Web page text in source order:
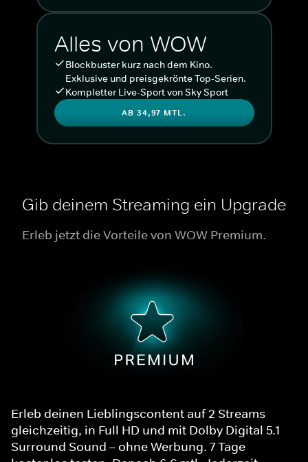
Alles von WOW
Blockbuster kurz nach dem Kino.
Exklusive und preisgekrönte Top-Serien.
Kompletter Live-Sport von Sky Sport
AB 34,97 MTL.
Gib deinem Streaming ein Upgrade
Erleb jetzt die Vorteile von WOW Premium.
Erleb deinen Lieblingscontent auf 2 Streams
gleichzeitig, in Full HD und mit Dolby Digital 5.1
Surround Sound – ohne Werbung. 7 Tage